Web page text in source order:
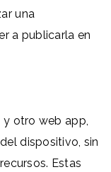
una
a publicarla en
otro web app,
dispositivo, sin
Estas